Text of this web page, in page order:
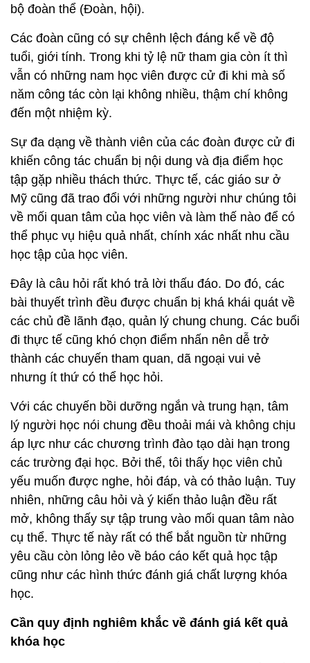
bộ đoàn thể (Đoàn, hội).
Các đoàn cũng có sự chênh lệch đáng kể về độ
tuổi, giới tính. Trong khi tỷ lệ nữ tham gia còn ít thì
vẫn có những nam học viên được cử đi khi mà số
năm công tác còn lại không nhiều, thậm chí không
đến một nhiệm kỳ.
Sự đa dạng về thành viên của các đoàn được cử đi
khiến công tác chuẩn bị nội dung và địa điểm học
tập gặp nhiều thách thức. Thực tế, các giáo sư ở
Mỹ cũng đã trao đổi với những người như chúng tôi
về mối quan tâm của học viên và làm thế nào để có
thể phục vụ hiệu quả nhất, chính xác nhất nhu cầu
học tập của học viên.
Đây là câu hỏi rất khó trả lời thấu đáo. Do đó, các
bài thuyết trình đều được chuẩn bị khá khái quát về
các chủ đề lãnh đạo, quản lý chung chung. Các buổi
đi thực tế cũng khó chọn điểm nhấn nên dễ trở
thành các chuyến tham quan, dã ngoại vui vẻ
nhưng ít thứ có thể học hỏi.
Với các chuyến bồi dưỡng ngắn và trung hạn, tâm
lý người học nói chung đều thoải mái và không chịu
áp lực như các chương trình đào tạo dài hạn trong
các trường đại học. Bởi thế, tôi thấy học viên chủ
yếu muốn được nghe, hỏi đáp, và có thảo luận. Tuy
nhiên, những câu hỏi và ý kiến thảo luận đều rất
mở, không thấy sự tập trung vào mối quan tâm nào
cụ thể. Thực tế này rất có thể bắt nguồn từ những
yêu cầu còn lỏng lẻo về báo cáo kết quả học tập
cũng như các hình thức đánh giá chất lượng khóa
học.
Cần quy định nghiêm khắc về đánh giá kết quả
khóa học